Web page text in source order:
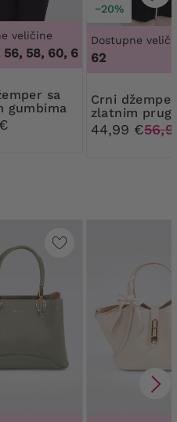
veličine
58, 60, 62, 64,
gumbima
−20%
Dostupne
62
Crni džemper sa
zlatnim
44,99 €